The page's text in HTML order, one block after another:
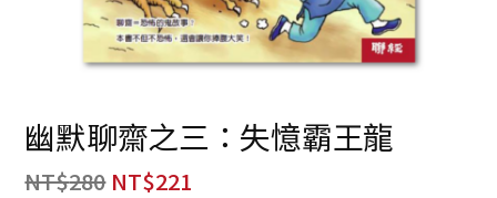
幽默聊齋之三：失憶霸王龍
NT$280 NT$221